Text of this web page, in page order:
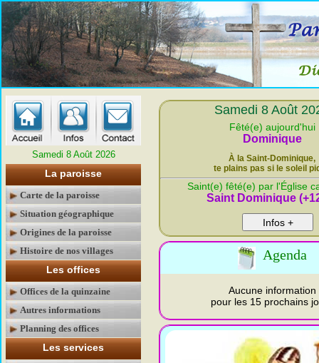
Samedi 8 Août 2026
La paroisse
Carte de la paroisse
Situation géographique
Origines de la paroisse
Histoire de nos villages
Les offices
Offices de la quinzaine
Autres informations
Planning des offices
Les services
Samedi 8 Août
Fêté(e) aujourd'hui
Dominique
À la Saint-Dominique,
te plains pas si le soleil
Saint(e) fêté(e) par l'Église
Saint Dominique
Infos +
Agenda
Aucune information
pour les 15 prochains